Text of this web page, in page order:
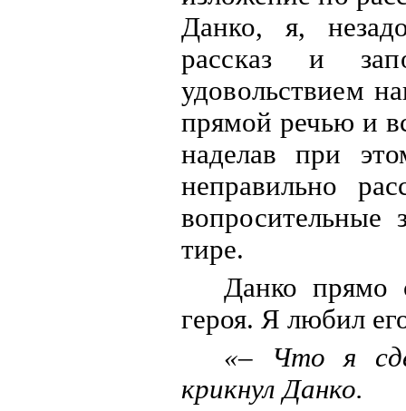
Данко, я,
рассказ и
удовольствием
прямой речью и
наделав при
неправильно
вопросительные
тире.
Данко прямо
героя. Я любил
«– Что я
крикнул Данко.